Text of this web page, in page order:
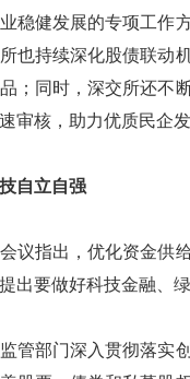
稳健发展的专项工作
也持续深化股债联动
；同时，深交所还不
审核，助力优质民企发
自立自强
指出，优化资金供给
出要做好科技金融、
部门深入贯彻落实创